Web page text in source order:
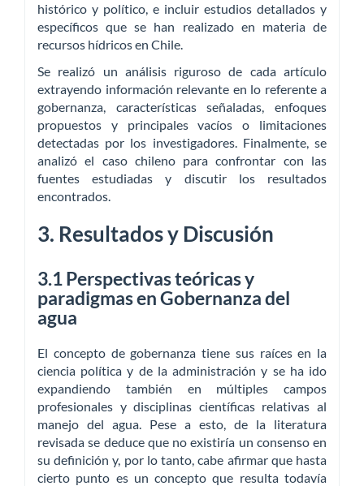
histórico y político, e incluir estudios detallados y
específicos que se han realizado en materia de
recursos hídricos en Chile.
Se realizó un análisis riguroso de cada artículo
extrayendo información relevante en lo referente a
gobernanza, características señaladas, enfoques
propuestos y principales vacíos o limitaciones
detectadas por los investigadores. Finalmente, se
analizó el caso chileno para confrontar con las
fuentes estudiadas y discutir los resultados
encontrados.
3. Resultados y Discusión
3.1 Perspectivas teóricas y
paradigmas en Gobernanza del
agua
El concepto de gobernanza tiene sus raíces en la
ciencia política y de la administración y se ha ido
expandiendo también en múltiples campos
profesionales y disciplinas científicas relativas al
manejo del agua. Pese a esto, de la literatura
revisada se deduce que no existiría un consenso en
su definición y, por lo tanto, cabe afirmar que hasta
cierto punto es un concepto que resulta todavía